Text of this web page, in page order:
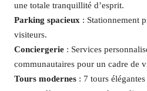
une totale tranquillité d’esprit.
Parking spacieux : Stationnement
visiteurs.
Conciergerie : Services
communautaires pour un cadre de
Tours modernes : 7 tours